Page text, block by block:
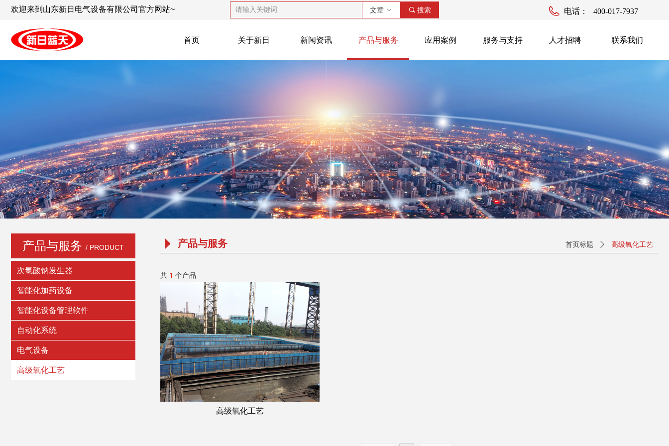
欢迎来到山东新日电气设备有限公司官方网站~ 电话： 400-017-7937
끠 搜索
文章 ꀁ
首页 关于新日 新闻资讯 产品与服务 应用案例 服务与支持 人才招聘 联系我们
产品与服务 / PRODUCT
次氯酸钠发生器
智能化加药设备
智能化设备管理软件
自动化系统
电气设备
高级氧化工艺
产品与服务 首页标题 ꄲ 高级氧化工艺
共 1 个产品
高级氧化工艺